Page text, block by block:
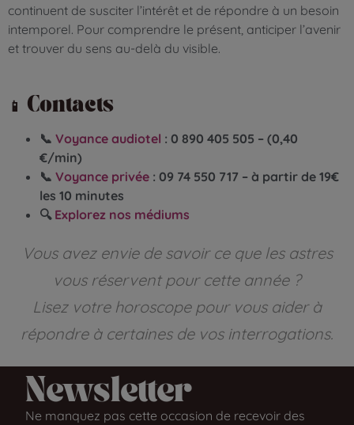
continuent de susciter l’intérêt et de répondre à un besoin
intemporel. Pour comprendre le présent, anticiper l’avenir
et trouver du sens au-delà du visible.
📱 Contacts
📞 Voyance audiotel : 0 890 405 505 – (0,40
€/min)
📞 Voyance privée : 09 74 550 717 – à partir de 19€
les 10 minutes
🔍 Explorez nos médiums
Vous avez envie de savoir ce que les astres
vous réservent pour cette année ?
Lisez votre horoscope pour vous aider à
répondre à certaines de vos interrogations.
Newsletter​
Ne manquez pas cette occasion de recevoir des